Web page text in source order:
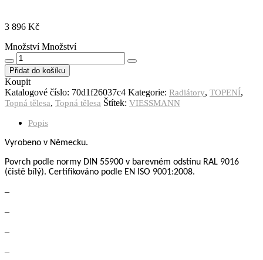
3 896 Kč
Množství Množství
Přidat do košíku
Koupit
Katalogové číslo: 70d1f26037c4 Kategorie: Radiátory, TOPENÍ,
Topná tělesa, Topná tělesa Štítek: VIESSMANN
Popis
Vyrobeno v Německu.
Povrch podle normy DIN 55900 v barevném odstínu RAL 9016
(čistě bílý). Certifikováno podle EN ISO 9001:2008.
–
–
–
–